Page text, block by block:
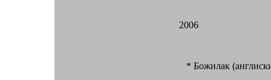
2006
* Божилак